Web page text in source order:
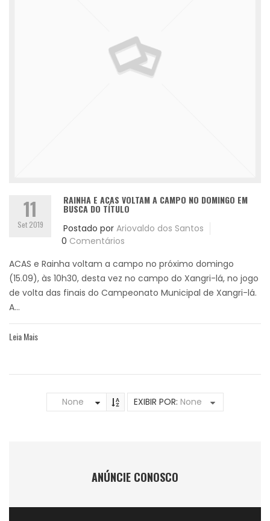
11
Set 2019
RAINHA E ACAS VOLTAM A CAMPO NO DOMINGO EM
BUSCA DO TÍTULO
Postado por Ariovaldo dos Santos
0 Comentários
ACAS e Rainha voltam a campo no próximo domingo
(15.09), às 10h30, desta vez no campo do Xangri-lá, no jogo
de volta das finais do Campeonato Municipal de Xangri-lá.
A...
Leia Mais
None EXIBIR POR: None
ANÚNCIE CONOSCO